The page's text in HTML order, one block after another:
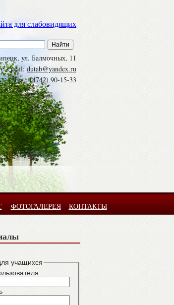
для слабовидящих
ул. Балмочных, 11
e - mail: dutab@yandex.ru
Тел.: (4742) 90-15-33
ФОТОГАЛЕРЕЯ КОНТАКТЫ
учащихся